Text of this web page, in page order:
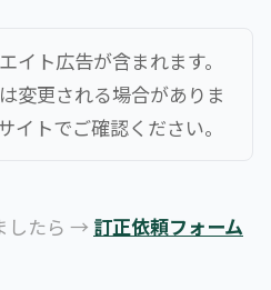
イト広告が含まれます。
変更される場合がありま
イトでご確認ください。
したら → 訂正依頼フォーム